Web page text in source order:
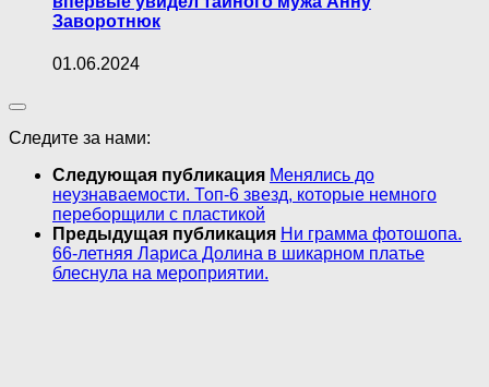
Заворотнюк
01.06.2024
Следите за нами:
Следующая публикация Менялись до
неузнаваемости. Топ-6 звезд, которые немного
переборщили с пластикой
Предыдущая публикация Ни грамма фотошопа.
66-летняя Лариса Долина в шикарном платье
блеснула на мероприятии.